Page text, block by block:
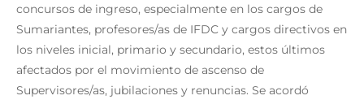
concursos de ingreso, especialmente en los cargos de
Sumariantes, profesores/as de IFDC y cargos directivos en
los niveles inicial, primario y secundario, estos últimos
afectados por el movimiento de ascenso de
Supervisores/as, jubilaciones y renuncias. Se acordó